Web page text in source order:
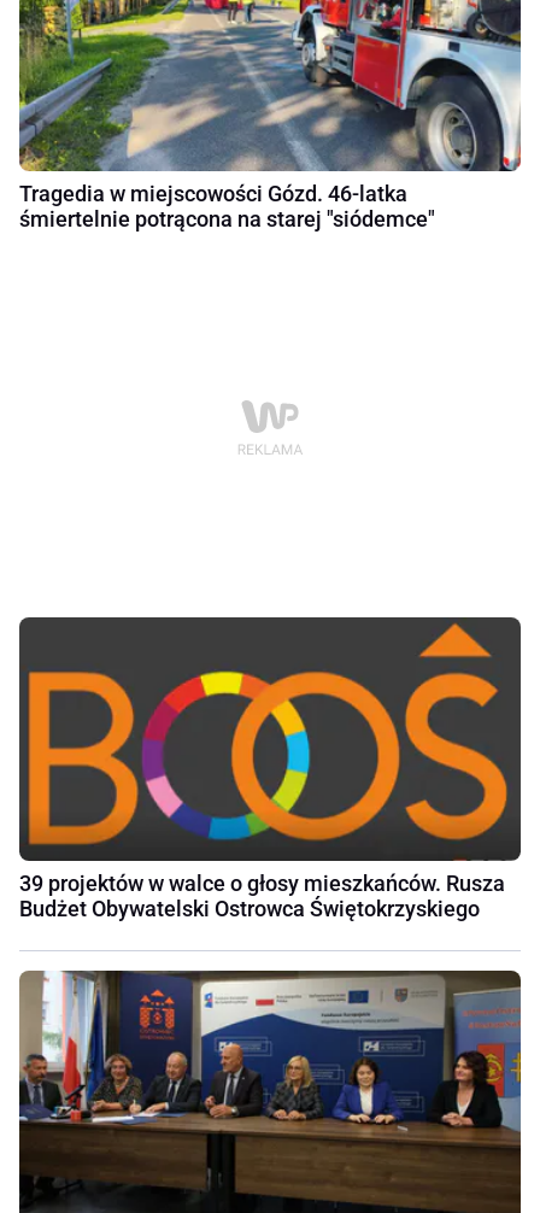
Tragedia w miejscowości Gózd. 46-latka
śmiertelnie potrącona na starej "siódemce"
39 projektów w walce o głosy mieszkańców. Rusza
Budżet Obywatelski Ostrowca Świętokrzyskiego